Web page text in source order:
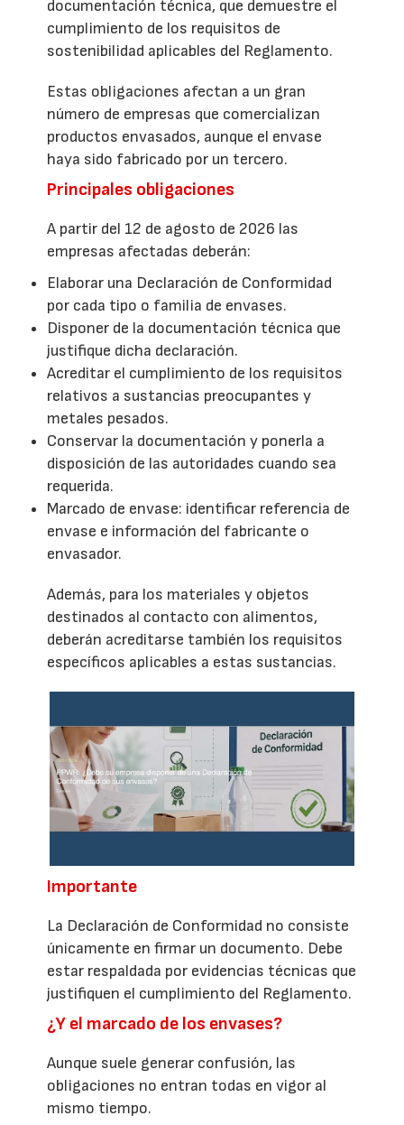
documentación técnica, que demuestre el
cumplimiento de los requisitos de
sostenibilidad aplicables del Reglamento.
Estas obligaciones afectan a un gran
número de empresas que comercializan
productos envasados, aunque el envase
haya sido fabricado por un tercero.
Principales obligaciones
A partir del 12 de agosto de 2026 las
empresas afectadas deberán:
Elaborar una Declaración de Conformidad
por cada tipo o familia de envases.
Disponer de la documentación técnica que
justifique dicha declaración.
Acreditar el cumplimiento de los requisitos
relativos a sustancias preocupantes y
metales pesados.
Conservar la documentación y ponerla a
disposición de las autoridades cuando sea
requerida.
Marcado de envase: identificar referencia de
envase e información del fabricante o
envasador.
Además, para los materiales y objetos
destinados al contacto con alimentos,
deberán acreditarse también los requisitos
específicos aplicables a estas sustancias.
Importante
La Declaración de Conformidad no consiste
únicamente en firmar un documento. Debe
estar respaldada por evidencias técnicas que
justifiquen el cumplimiento del Reglamento.
¿Y el marcado de los envases?
Aunque suele generar confusión, las
obligaciones no entran todas en vigor al
mismo tiempo.